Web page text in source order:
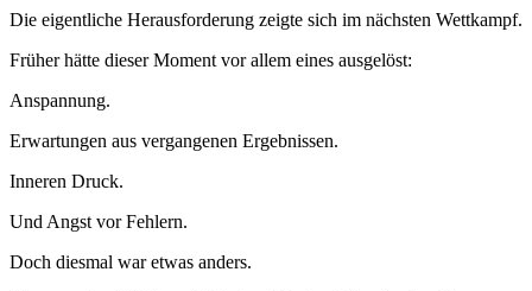
Die eigentliche Herausforderung zeigte sich im nächsten Wettkampf.
Früher hätte dieser Moment vor allem eines ausgelöst:
Anspannung.
Erwartungen aus vergangenen Ergebnissen.
Inneren Druck.
Und Angst vor Fehlern.
Doch diesmal war etwas anders.